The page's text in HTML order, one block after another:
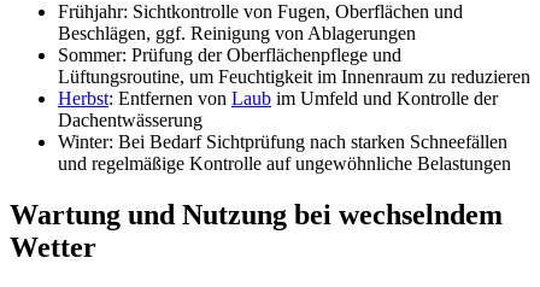
Frühjahr: Sichtkontrolle von Fugen, Oberflächen und
Beschlägen, ggf. Reinigung von Ablagerungen
Sommer: Prüfung der Oberflächenpflege und
Lüftungsroutine, um Feuchtigkeit im Innenraum zu reduzieren
Herbst: Entfernen von Laub im Umfeld und Kontrolle der
Dachentwässerung
Winter: Bei Bedarf Sichtprüfung nach starken Schneefällen
und regelmäßige Kontrolle auf ungewöhnliche Belastungen
Wartung und Nutzung bei wechselndem
Wetter